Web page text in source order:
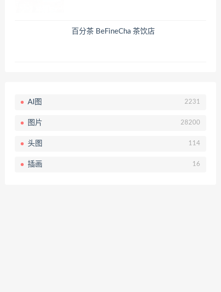
百分茶 BeFineCha 茶饮店
AI图 2231
图片 28200
头图 114
插画 16